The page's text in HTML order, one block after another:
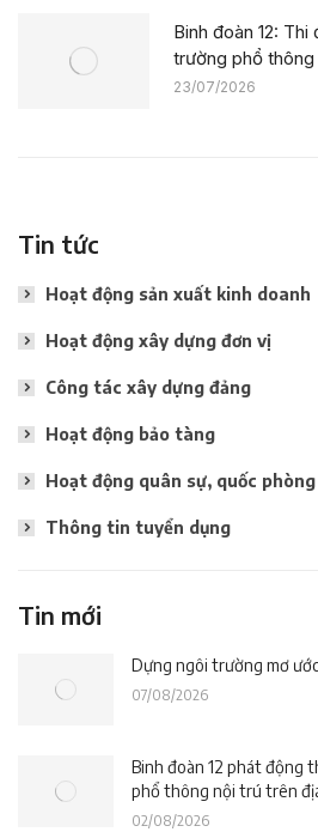
Binh đoàn 12:
trường phổ
bàn tỉnh Thanh
23/07/2026
Tin tức
Hoạt động sản xuất kinh doanh
Hoạt động xây dựng đơn vị
Công tác xây dựng đảng
Hoạt động bảo tàng
Hoạt động quân sự, quốc phòng
Thông tin tuyển dụng
Tin mới
Dựng ngôi trường mơ
07/08/2026
Binh đoàn 12 phát động
phổ thông nội trú trên
02/08/2026